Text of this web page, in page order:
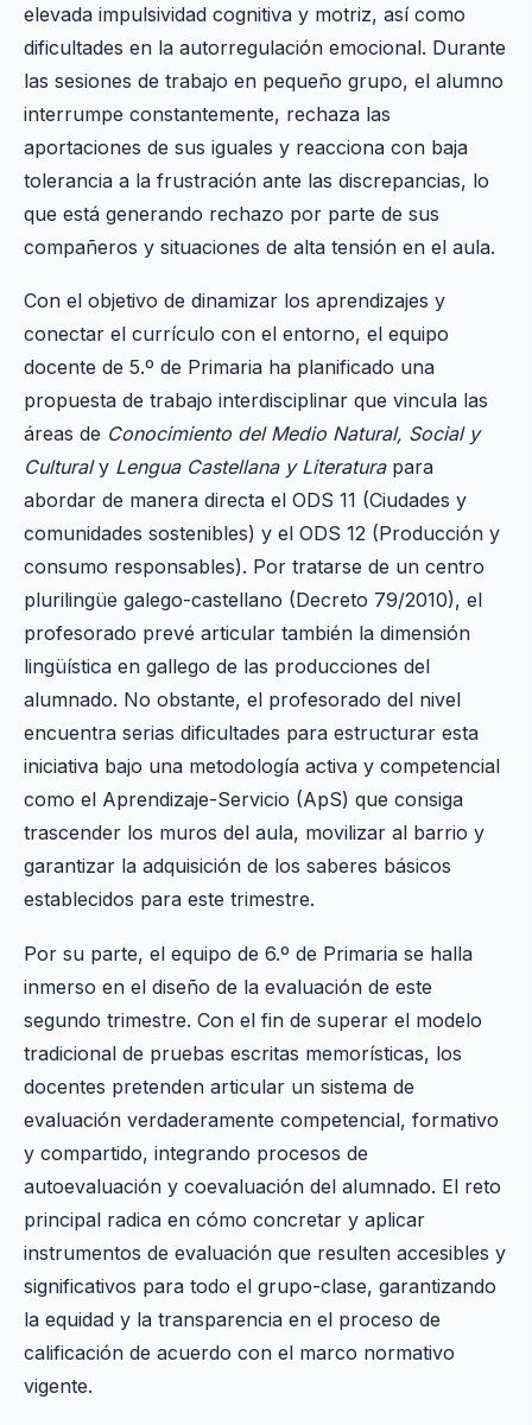
elevada impulsividad cognitiva y motriz, así como
dificultades en la autorregulación emocional. Durante
las sesiones de trabajo en pequeño grupo, el alumno
interrumpe constantemente, rechaza las
aportaciones de sus iguales y reacciona con baja
tolerancia a la frustración ante las discrepancias, lo
que está generando rechazo por parte de sus
compañeros y situaciones de alta tensión en el aula.
Con el objetivo de dinamizar los aprendizajes y
conectar el currículo con el entorno, el equipo
docente de 5.º de Primaria ha planificado una
propuesta de trabajo interdisciplinar que vincula las
áreas de Conocimiento del Medio Natural, Social y
Culturaly Lengua Castellana y Literaturapara
abordar de manera directa el ODS 11 (Ciudades y
comunidades sostenibles) y el ODS 12 (Producción y
consumo responsables). Por tratarse de un centro
plurilingüe galego-castellano (Decreto 79/2010), el
profesorado prevé articular también la dimensión
lingüística en gallego de las producciones del
alumnado. No obstante, el profesorado del nivel
encuentra serias dificultades para estructurar esta
iniciativa bajo una metodología activa y competencial
como el Aprendizaje-Servicio (ApS) que consiga
trascender los muros del aula, movilizar al barrio y
garantizar la adquisición de los saberes básicos
establecidos para este trimestre.
Por su parte, el equipo de 6.º de Primaria se halla
inmerso en el diseño de la evaluación de este
segundo trimestre. Con el fin de superar el modelo
tradicional de pruebas escritas memorísticas, los
docentes pretenden articular un sistema de
evaluación verdaderamente competencial, formativo
y compartido, integrando procesos de
autoevaluación y coevaluación del alumnado. El reto
principal radica en cómo concretar y aplicar
instrumentos de evaluación que resulten accesibles y
significativos para todo el grupo-clase, garantizando
la equidad y la transparencia en el proceso de
calificación de acuerdo con el marco normativo
vigente.